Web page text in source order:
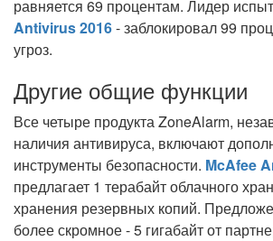
равняется 69 процентам. Лидер
Antivirus 2016- заблокировал 99
угроз.
Другие общие функции
Все четыре продукта ZoneAlarm,
наличия антивируса, включают
инструменты безопасности. McAfee
предлагает 1 терабайт облачного
хранения резервных копий.
более скромное - 5 гигабайт от